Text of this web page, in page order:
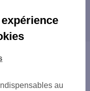
au